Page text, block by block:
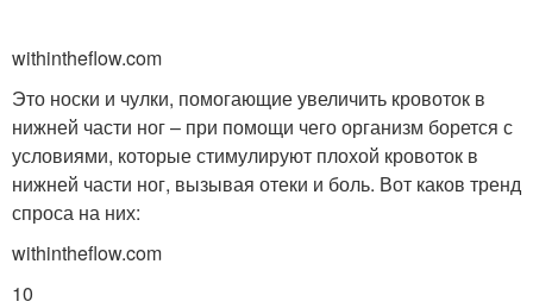
withintheflow.com
Это носки и чулки, помогающие увеличить кровоток в
нижней части ног – при помощи чего организм борется с
условиями, которые стимулируют плохой кровоток в
нижней части ног, вызывая отеки и боль. Вот каков тренд
спроса на них:
withintheflow.com
10